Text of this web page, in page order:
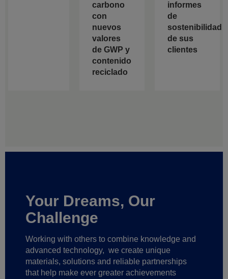
carbono
con
nuevos
valores
de GWP y
contenido
reciclado
informes
de
sostenibilidad
de sus
clientes
Your Dreams, Our
Challenge
Working with others to combine knowledge and
advanced technology, we create unique
materials, solutions and reliable partnerships
that help make ever greater achievements